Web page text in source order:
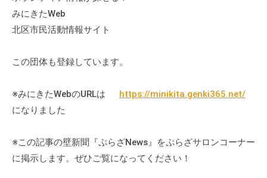
みにきたWeb
北区市民活動情報サイト
この団体も登録しています。
※みにきたWebのURLは https://minikita.genki365.net/
になりました
※この記事の壁新聞『ぷらざNews』をぷらざサロンコーナー
に掲示します。ぜひご覧になってください！